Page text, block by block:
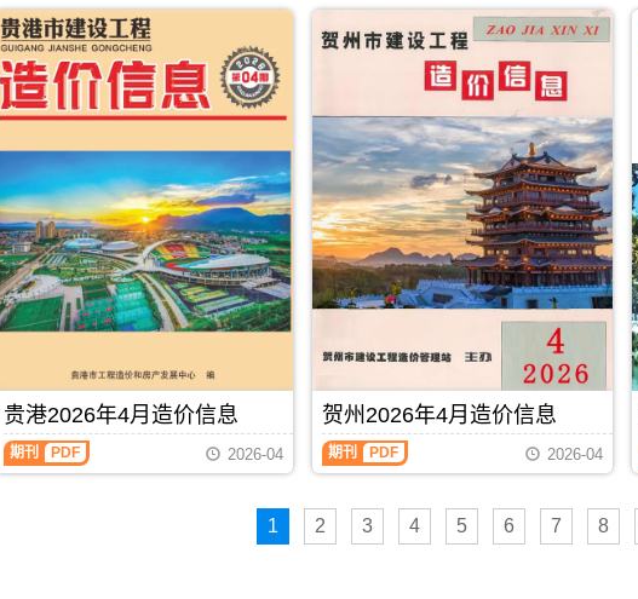
PDF
贵港2026年4月造价信息
期刊 PDF 2026-04
贺州2026年4月造价信息
期刊 PDF 2026-04
1 2 3 4 5 6 7 8